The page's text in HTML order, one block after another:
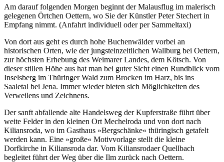
Am darauf folgenden Morgen beginnt der Malausflug im malerisch
gelegenen Örtchen Oettern, wo Sie der Künstler Peter Stechert in
Empfang nimmt. (Anfahrt individuell oder per Sammeltaxi)
Von dort aus geht es durch hohe Buchenwälder vorbei an
historischen Orten, wie der jungsteinzeitlichen Wallburg bei Oettern,
zur höchsten Erhebung des Weimarer Landes, dem Kötsch. Von
dieser stillen Höhe aus hat man bei guter Sicht einen Rundblick vom
Inselsberg im Thüringer Wald zum Brocken im Harz, bis ins
Saaletal bei Jena. Immer wieder bieten sich Möglichkeiten des
Verweilens und Zeichnens.
Der sanft abfallende alte Handelsweg der Kupferstraße führt über
weite Felder in den kleinen Ort Mechelroda und von dort nach
Kiliansroda, wo im Gasthaus »Bergschänke« thüringisch getafelt
werden kann. Eine »große« Motivvorlage stellt die kleine
Dorfkirche in Kiliansroda dar. Vom Kiliansrodaer Quellbach
begleitet führt der Weg über die Ilm zurück nach Oettern.